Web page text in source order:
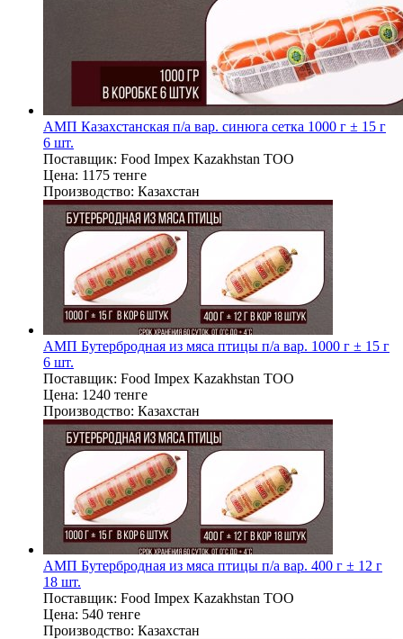
АМП Казахстанская п/а вар. синюга сетка 1000 г ± 15 г
6 шт.
Поставщик: Food Impex Kazakhstan TOO
Цена: 1175 тенге
Производство: Казахстан
АМП Бутербродная из мяса птицы п/а вар. 1000 г ± 15 г
6 шт.
Поставщик: Food Impex Kazakhstan TOO
Цена: 1240 тенге
Производство: Казахстан
АМП Бутербродная из мяса птицы п/а вар. 400 г ± 12 г
18 шт.
Поставщик: Food Impex Kazakhstan TOO
Цена: 540 тенге
Производство: Казахстан